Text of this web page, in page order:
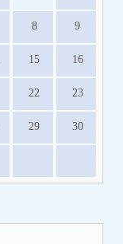
8 9
15 16
22 23
29 30